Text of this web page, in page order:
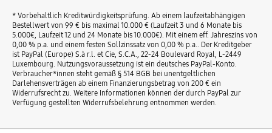
* Vorbehaltlich Kreditwürdigkeitsprüfung. Ab einem laufzeitabhängigen
Bestellwert von 99 € bis maximal 10.000 € (Laufzeit 3 und 6 Monate bis
5.000€, Laufzeit 12 und 24 Monate bis 10.000€). Mit einem eff. Jahreszins von
0,00 % p.a. und einem festen Sollzinssatz von 0,00 % p.a.. Der Kreditgeber
ist PayPal (Europe) S.à r.l. et Cie, S.C.A., 22-24 Boulevard Royal, L-2449
Luxembourg. Nutzungsvoraussetzung ist ein deutsches PayPal-Konto.
Verbraucher*innen steht gemäß § 514 BGB bei unentgeltlichen
Darlehensverträgen ab einem Finanzierungsbetrag von 200 € ein
Widerrufsrecht zu. Weitere Informationen können der durch PayPal zur
Verfügung gestellten Widerrufsbelehrung entnommen werden.